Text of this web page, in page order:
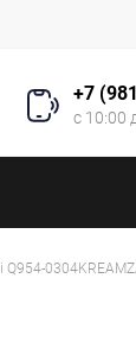
+7
с 10:00
Q954-